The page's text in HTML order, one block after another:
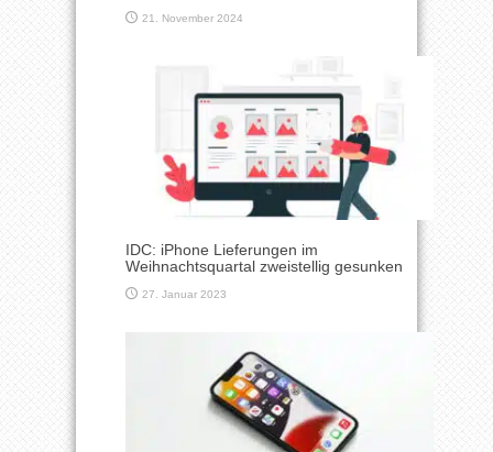
21. November 2024
IDC: iPhone Lieferungen im
Weihnachtsquartal zweistellig gesunken
27. Januar 2023